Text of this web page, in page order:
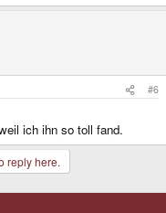
#6
ich ihn so toll fand.
reply here.